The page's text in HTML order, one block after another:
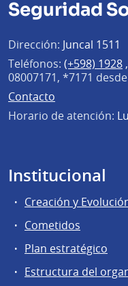
Seguridad
Dirección: Juncal 1511
Teléfonos: (+598) 1928 ,
08007171, *7171
Contacto
Horario de atención:
Institucional
Creación y
Cometidos
Plan estratégico
Estructura del